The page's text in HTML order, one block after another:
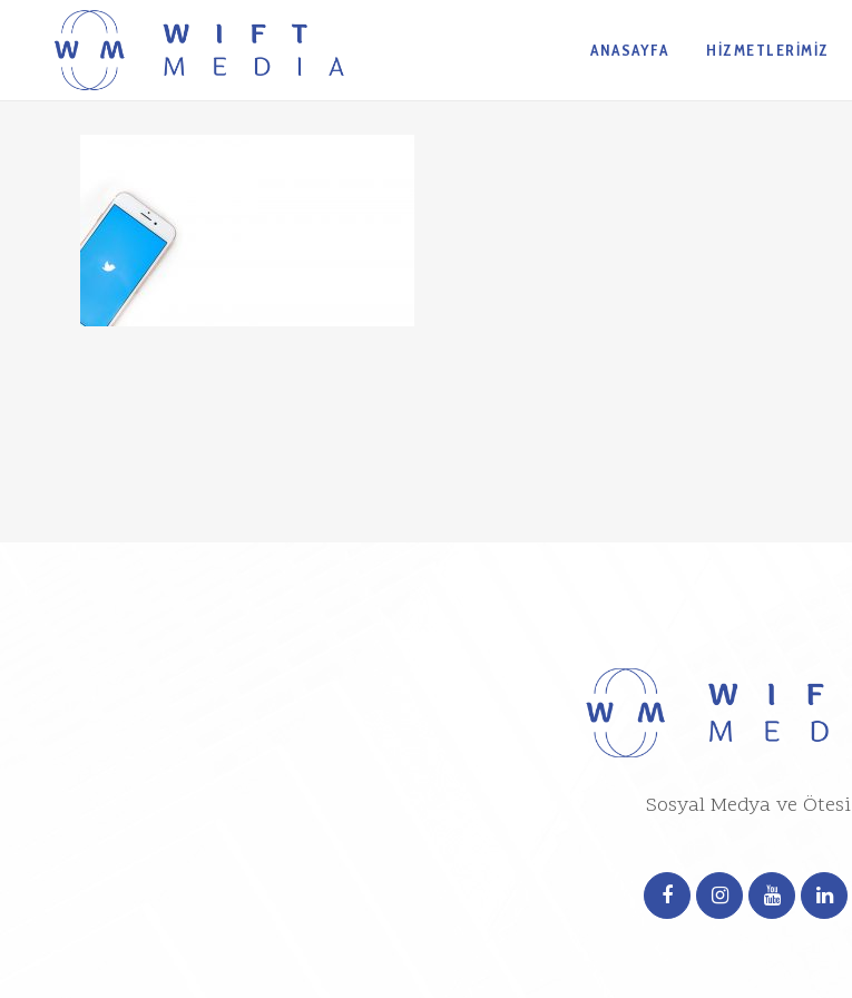
ANASAYFA HIZMETLERIMIZ
Sosyal Medya ve Ötesi